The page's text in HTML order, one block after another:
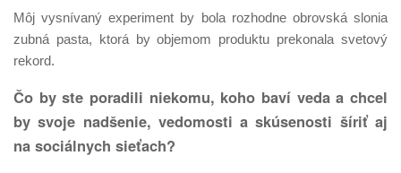
Môj vysnívaný experiment by bola rozhodne obrovská slonia
zubná pasta, ktorá by objemom produktu prekonala svetový
rekord.
Čo by ste poradili niekomu, koho baví veda a chcel
by svoje nadšenie, vedomosti a skúsenosti šíriť aj
na sociálnych sieťach?